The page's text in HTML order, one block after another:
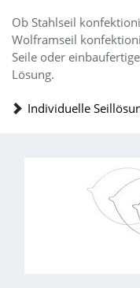
Ob Stahlseil
Wolframseil
Seile oder
Lösung.
Individuelle